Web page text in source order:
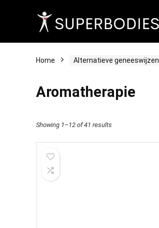
Home Alternatieve geneeswijzen
Aromatherapie
Showing 1–12 of 41 results